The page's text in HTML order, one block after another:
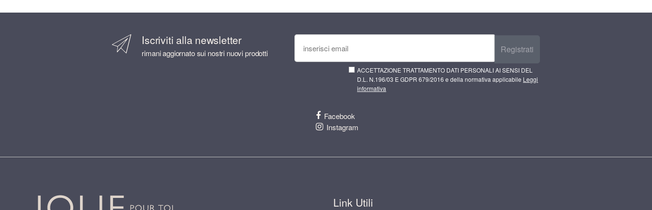
Iscriviti alla newsletter
rimani aggiornato sui nostri nuovi prodotti Registrati
ACCETTAZIONE TRATTAMENTO DATI PERSONALI AI SENSI DEL
D.L. N.196/03 E GDPR 679/2016 e della normativa applicabile Leggi
informativa
Facebook
Instagram
Link Utili